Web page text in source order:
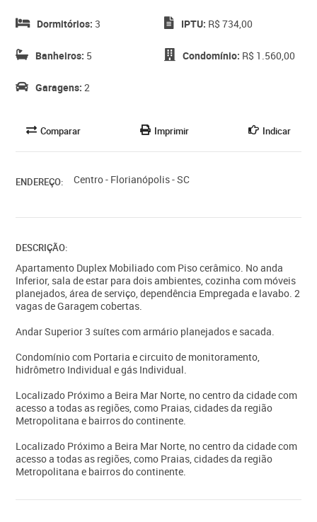
Dormitórios: 3
Banheiros: 5
Garagens: 2
IPTU: R$ 734,00
Condomínio: R$ 1.560,00
Comparar Imprimir Indicar
ENDEREÇO: Centro - Florianópolis - SC
DESCRIÇÃO:
Apartamento Duplex Mobiliado com Piso cerâmico. No anda
Inferior, sala de estar para dois ambientes, cozinha com móveis
planejados, área de serviço, dependência Empregada e lavabo. 2
vagas de Garagem cobertas.
Andar Superior 3 suítes com armário planejados e sacada.
Condomínio com Portaria e circuito de monitoramento,
hidrômetro Individual e gás Individual.
Localizado Próximo a Beira Mar Norte, no centro da cidade com
acesso a todas as regiões, como Praias, cidades da região
Metropolitana e bairros do continente.
Localizado Próximo a Beira Mar Norte, no centro da cidade com
acesso a todas as regiões, como Praias, cidades da região
Metropolitana e bairros do continente.